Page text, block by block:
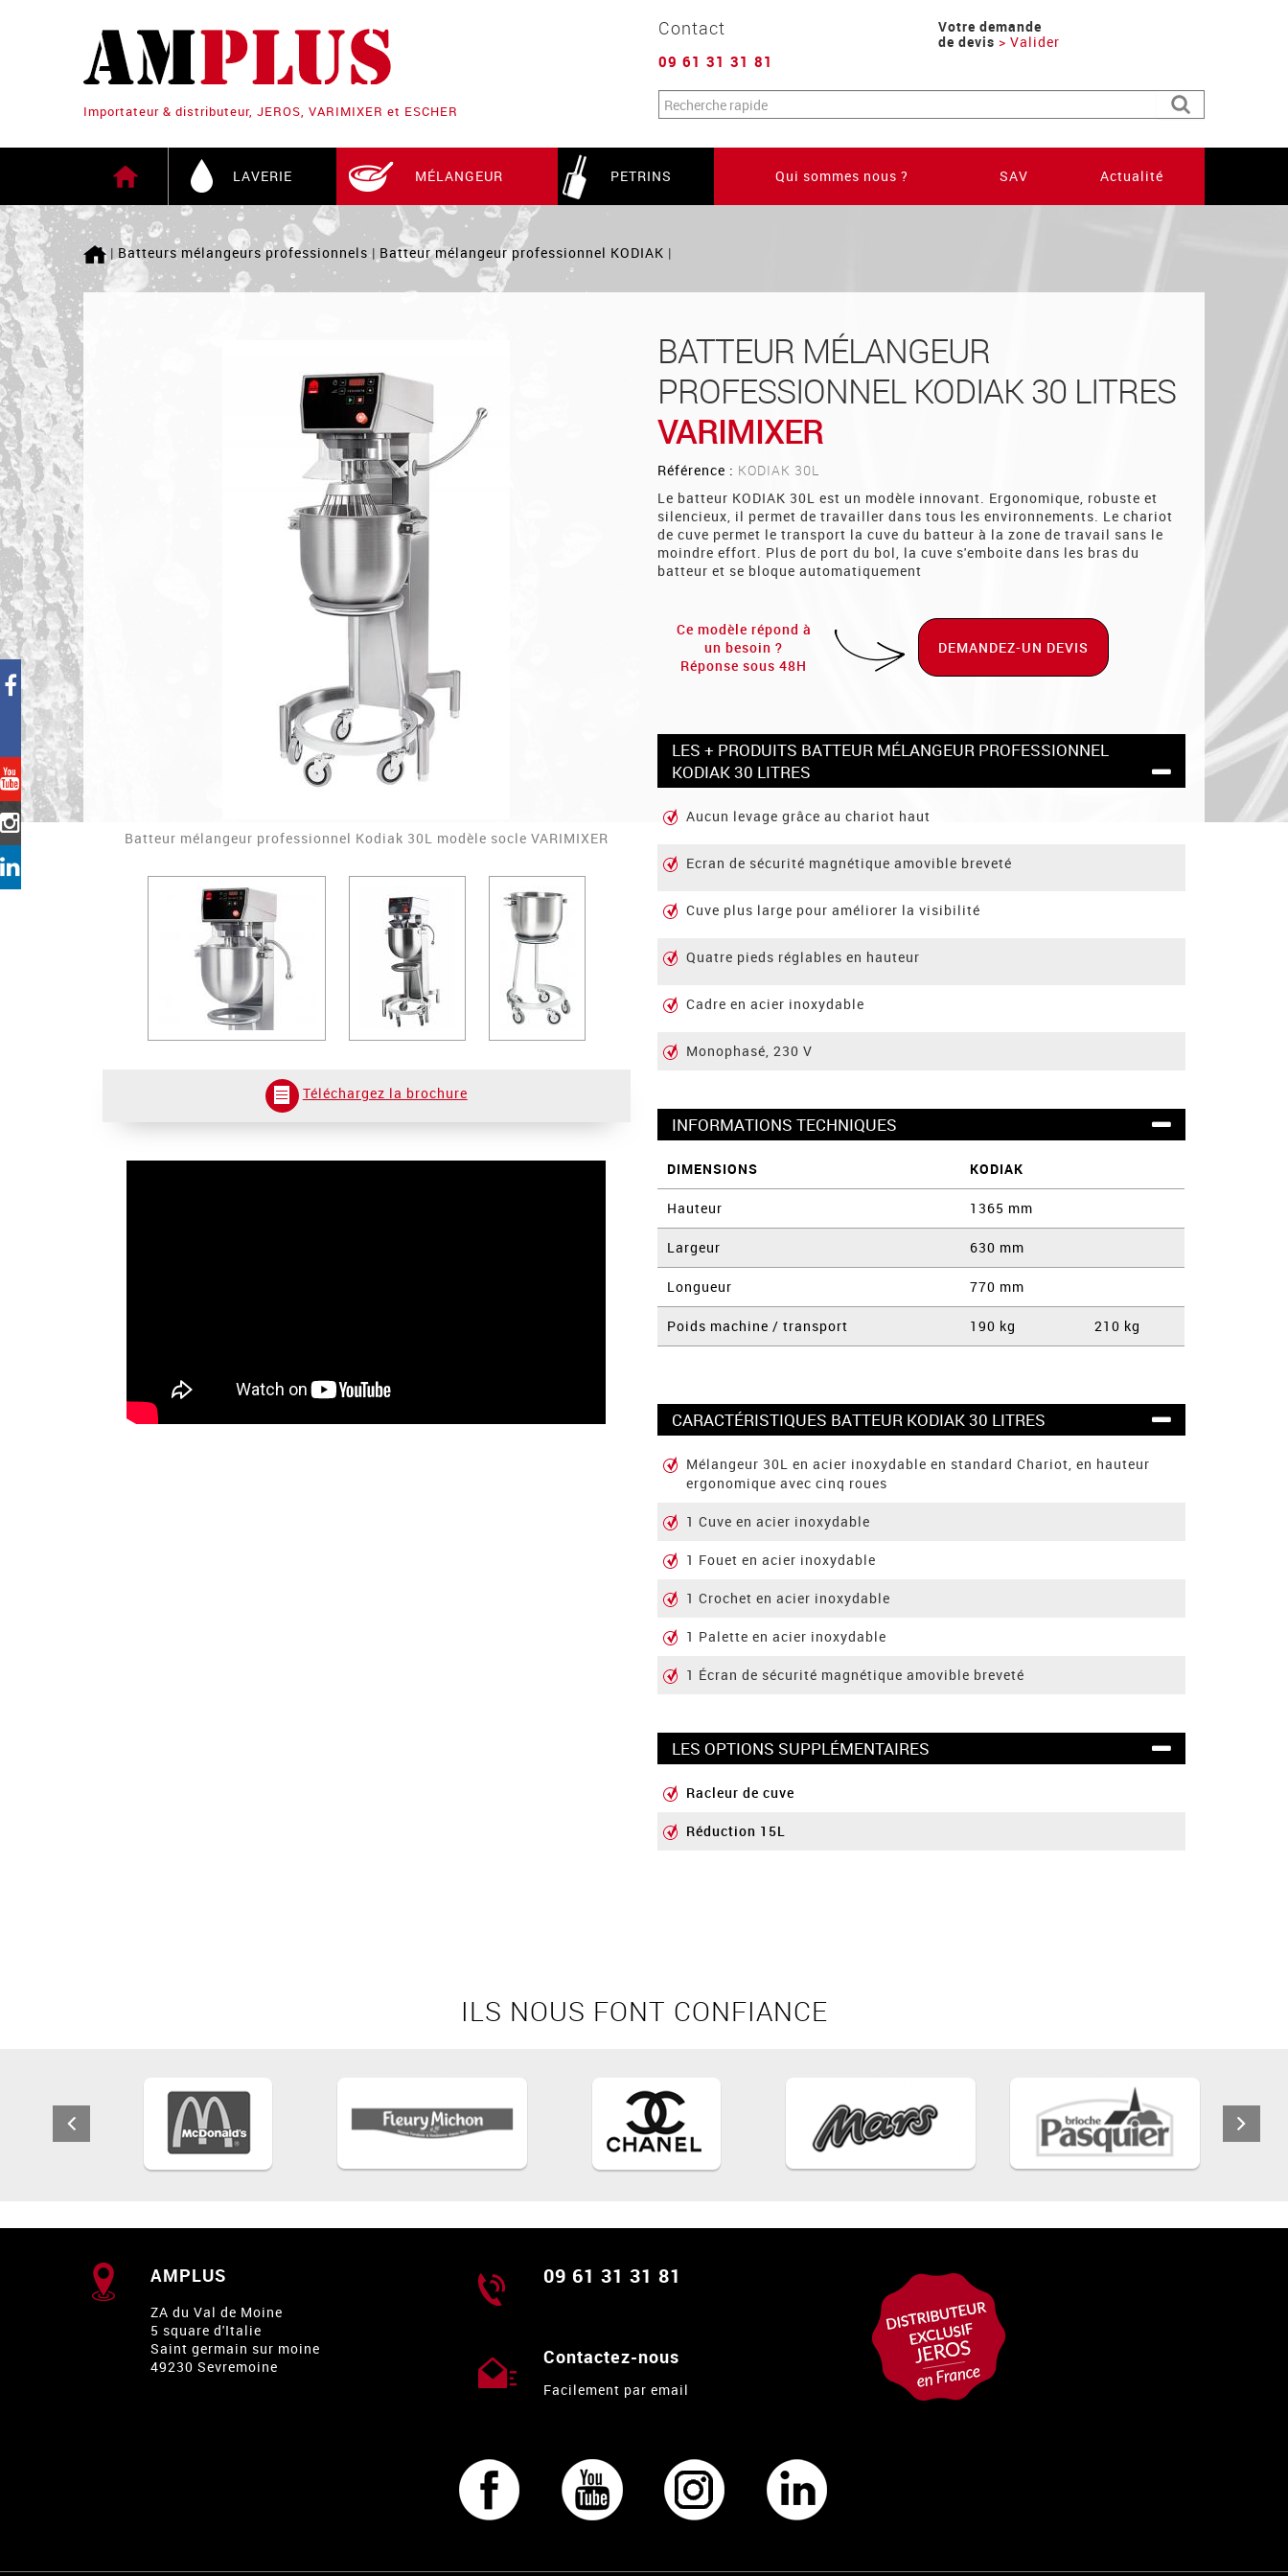
Importateur & distributeur, JEROS, VARIMIXER et ESCHER
Contact
09 61 31 31 81
Votre demande
de devis > Valider
Formulaire de recherche Rechercher
LAVERIE MÉLANGEUR PETRINS Qui sommes nous ? SAV Actualité
| Batteurs mélangeurs professionnels| Batteur mélangeur professionnel KODIAK |
Batteur mélangeur professionnel Kodiak 30L modèle socle VARIMIXER
Téléchargez la brochure
BATTEUR MÉLANGEUR
PROFESSIONNEL KODIAK 30 LITRES
VARIMIXER
Référence : KODIAK 30L
Le batteur KODIAK 30L est un modèle innovant. Ergonomique, robuste et
silencieux, il permet de travailler dans tous les environnements. Le chariot
de cuve permet le transport la cuve du batteur à la zone de travail sans le
moindre effort. Plus de port du bol, la cuve s'emboite dans les bras du
batteur et se bloque automatiquement
Ce modèle répond à
un besoin ?
Réponse sous 48H
DEMANDEZ-UN DEVIS
LES + PRODUITS BATTEUR MÉLANGEUR PROFESSIONNEL
KODIAK 30 LITRES
Aucun levage grâce au chariot haut
Ecran de sécurité magnétique amovible breveté
Cuve plus large pour améliorer la visibilité
Quatre pieds réglables en hauteur
Cadre en acier inoxydable
Monophasé, 230 V
INFORMATIONS TECHNIQUES
DIMENSIONS KODIAK
Hauteur 1365 mm
Largeur 630 mm
Longueur 770 mm
Poids machine / transport 190 kg 210 kg
CARACTÉRISTIQUES BATTEUR KODIAK 30 LITRES
Mélangeur 30L en acier inoxydable en standard Chariot, en hauteur
ergonomique avec cinq roues
1 Cuve en acier inoxydable
1 Fouet en acier inoxydable
1 Crochet en acier inoxydable
1 Palette en acier inoxydable
1 Écran de sécurité magnétique amovible breveté
LES OPTIONS SUPPLÉMENTAIRES
Racleur de cuve
Réduction 15L
ILS NOUS FONT CONFIANCE
AMPLUS
ZA du Val de Moine
5 square d'Italie
Saint germain sur moine
49230 Sevremoine
09 61 31 31 81
Contactez-nous
Facilement par email